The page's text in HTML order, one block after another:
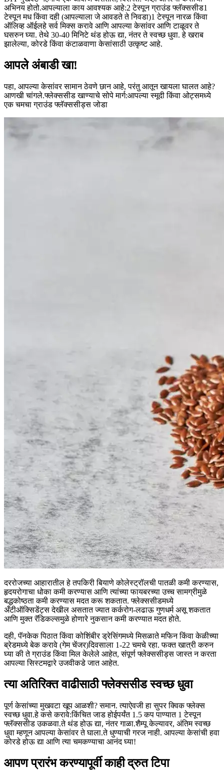
अभिनय होतो.आपल्याला काय आवश्यक आहे:2 टेस्पून ग्राउंड फ्लॅक्ससीड1
टेस्पून मध किंवा दही (आपल्याला जे आवडते ते निवडा)1 टेस्पून नारळ किंवा
ऑलिव्ह ऑईलहे सर्व मिक्स करावे आणि आपल्या केसांवर आणि टाळूवर ते
घसरुन घ्या.तेथे 30-40 मिनिटे थंड होऊ द्या, नंतर ते स्वच्छ धुवा. हे खराब
झालेल्या, कोरडे किंवा कंटाळवाणा केसांसाठी उत्कृष्ट आहे.
आपले अंबाडी खा!
पहा, आपल्या केसांवर सामान ठेवणे छान आहे, परंतु आतून खायला घालत आहे?
आणखी चांगले.फ्लेक्ससीड खाण्याचे सोपे मार्ग:आपल्या स्मूदी किंवा ओट्समध्ये
एक चमचा ग्राउंड फ्लॅक्ससीड्स जोडा
दररोजच्या आहारातील हे तपकिरी बियाणे कोलेस्ट्रॉलची पातळी कमी करण्यास,
हृदयरोगाचा धोका कमी करण्यास आणि त्यांच्या फायबरच्या उच्च सामग्रीमुळे
बद्धकोष्ठता कमी करण्यास मदत करू शकतात. फ्लेक्ससीडमध्ये
अँटीऑक्सिडेंट्स देखील असतात ज्यात कर्करोग-लढाऊ गुणधर्म असू शकतात
आणि मुक्त रॅडिकल्समुळे होणारे नुकसान कमी करण्यात मदत होते.
दही, पॅनकेक पिठात किंवा कोशिंबीर ड्रेसिंगमध्ये मिसळाते मफिन किंवा केळीच्या
ब्रेडमध्ये बेक करावे (गेम चेंजर)दिवसाला 1-22 चमचे रहा. फक्त खात्री करुन
घ्या की ते ग्राउंड किंवा मिल केलेले आहेत, संपूर्ण फ्लेक्ससीड्स जास्त न करता
आपल्या सिस्टमद्वारे उजवीकडे जात आहेत.
त्या अतिरिक्त वाढीसाठी फ्लेक्ससीड स्वच्छ धुवा
पूर्ण केसांच्या मुखवटा खूप आळशी? समान. त्याऐवजी हा सुपर क्विक फ्लेक्स
स्वच्छ धुवा.हे कसे करावे:किंचित जाड होईपर्यंत 1.5 कप पाण्यात 1 टेस्पून
फ्लॅक्ससीड उकळवा.ते थंड होऊ द्या, नंतर गाळा.शैम्पू केल्यावर, अंतिम स्वच्छ
धुवा म्हणून आपल्या केसांवर ते घाला.ते धुण्याची गरज नाही. आपल्या केसांची हवा
कोरडे होऊ द्या आणि त्या चमकण्याचा आनंद घ्या!
आपण प्रारंभ करण्यापूर्वी काही द्रुत टिपा